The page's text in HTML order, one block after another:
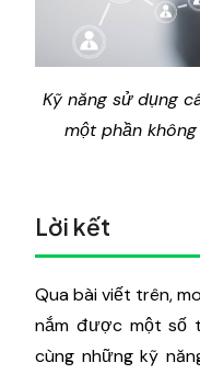
Kỹ năng sử dụng
một phần
Lời kết
Qua bài viết trên,
nắm được một số
cùng những kỹ